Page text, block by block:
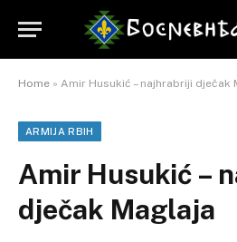
Home » Amir Husukić – najhrabriji dječak
ARMIJA RBIH
Amir Husukić –
dječak Maglaja